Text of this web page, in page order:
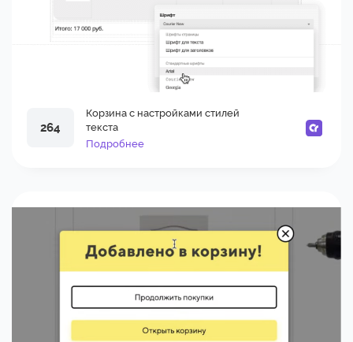
264
Корзина с настройками стилей
текста
Подробнее